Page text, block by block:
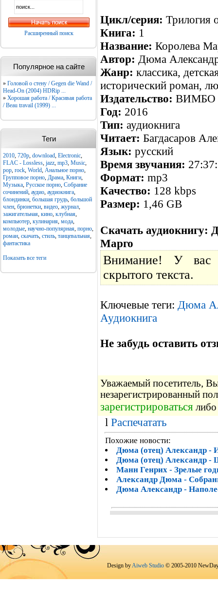
Расширенный поиск
Популярное на сайте
» Головой о стену / Gegen die Wand /
Head-On (2004) HDRip ...
» Хорошая работа / Красивая работа
/ Beau travail (1999) ...
Теги
2010, 720p, download, Electronic,
FLAC - Lossless, jazz, mp3, Music,
pop, rock, World, Анальное порно,
Групповое порно, Драма, Книги,
Музыка, Русское порно, Собрание
сочинений, аудио, аудиокнига,
блондинки, большая грудь, большой
член, брюнетки, видео, журнал,
зажигательная, кино, клубная,
компьютер, кулинария, мода,
молодые, научно-популярная, порно,
роман, скачать, стиль, танцевальная,
фантастика
Показать все теги
Цикл/серия: Трилогия
Книга: 1
Название: Королева
Автор: Дюма
Жанр: классика,
исторический роман,
Издательство: ВИМБО
Год: 2016
Тип: аудиокнига
Читает: Багдасаров
Язык: русский
Время звучания:
Формат: mp3
Качество: 128 kbps
Размер: 1,46 GB
Скачать аудиокнигу:
Марго
Внимание! У вас
скрытого текста.
Ключевые теги: Дюма
Аудиокнига
Не забудь оставить
Уважаемый посетитель,
незарегистрированный
зарегистрироваться
l Распечатать
Похожие новости:
Дюма (отец) Александр -
Дюма (отец) Александр -
Манн Генрих - Зрелые
Александр Дюма -
Дюма Александр -
Design byAiweb Studio © 2005-2010